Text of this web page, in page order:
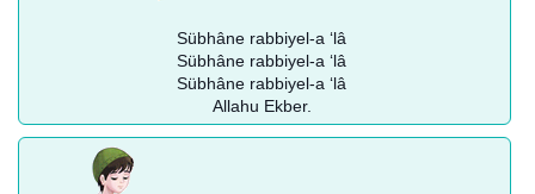
Sübhâne rabbiyel-a ‘lâ
Sübhâne rabbiyel-a ‘lâ
Sübhâne rabbiyel-a ‘lâ
Allahu Ekber.